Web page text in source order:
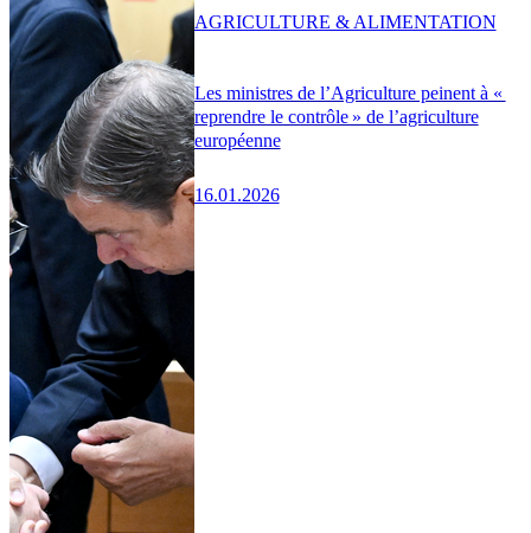
Les ministres de l’Agriculture peinent à «
reprendre le contrôle » de l’agriculture
européenne
16.01.2026
AGRICULTURE & ALIMENTATION